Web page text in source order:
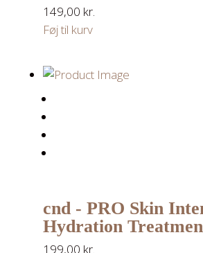
149,00 kr.
Føj til kurv
cnd - PRO Skin
Hydration
199,00 kr.